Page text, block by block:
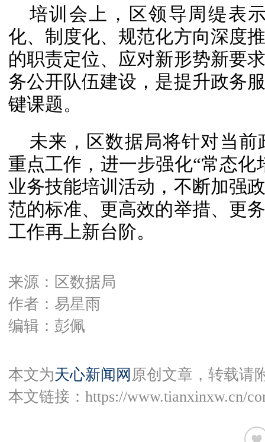
培训会上，区领导周缇表
化、制度化、规范化方向深度
的职责定位、应对新形势新要
务公开队伍建设，是提升政务
键课题。
未来，区数据局将针对当
重点工作，进一步强化“常态
业务技能培训活动，不断加强
范的标准、更高效的举措、更
工作再上新台阶。
来源：区数据局
作者：易星雨
编辑：彭佩
本文为天心新闻网 原创文章，转载请
本文链接： https://www.tianxinxw.cn/